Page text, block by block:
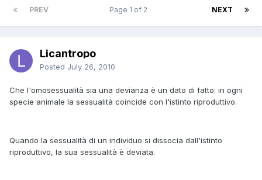
PREV NEXT
Page 1 of 2
Licantropo
Posted July 26, 2010
Che l'omosessualità sia una devianza è un dato di fatto: in ogni
specie animale la sessualità coincide con l'istinto riproduttivo.
Quando la sessualità di un individuo si dissocia dall'istinto
riproduttivo, la sua sessualità è deviata.